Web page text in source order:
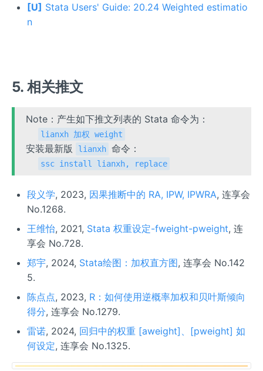
[U] Stata Users' Guide: 20.24 Weighted estimatio
n
5. 相关推文
Note：产生如下推文列表的 Stata 命令为：
lianxh 加权 weight
安装最新版 lianxh 命令：
ssc install lianxh, replace
段义学, 2023, 因果推断中的 RA, IPW, IPWRA, 连享会
No.1268.
王维怡, 2021, Stata 权重设定-fweight-pweight, 连
享会 No.728.
郑宇, 2024, Stata绘图：加权直方图, 连享会 No.142
5.
陈点点, 2023, R：如何使用逆概率加权和贝叶斯倾向
得分, 连享会 No.1279.
雷诺, 2024, 回归中的权重 [aweight]、[pweight] 如
何设定, 连享会 No.1325.